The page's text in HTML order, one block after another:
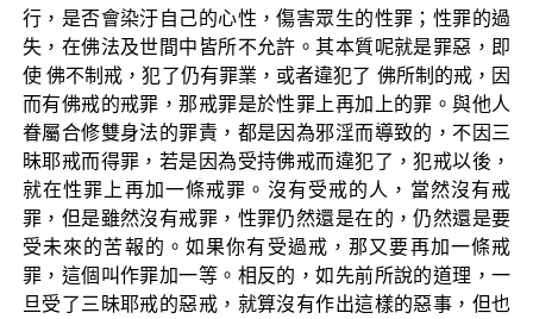
行，是否會染汙自己的心性，傷害眾生的性罪；性罪的過
失，在佛法及世間中皆所不允許。其本質呢就是罪惡，即
使 佛不制戒，犯了仍有罪業，或者違犯了 佛所制的戒，因
而有佛戒的戒罪，那戒罪是於性罪上再加上的罪。與他人
眷屬合修雙身法的罪責，都是因為邪淫而導致的，不因三
昧耶戒而得罪，若是因為受持佛戒而違犯了，犯戒以後，
就在性罪上再加一條戒罪。沒有受戒的人，當然沒有戒
罪，但是雖然沒有戒罪，性罪仍然還是在的，仍然還是要
受未來的苦報的。如果你有受過戒，那又要再加一條戒
罪，這個叫作罪加一等。相反的，如先前所說的道理，一
旦受了三昧耶戒的惡戒，就算沒有作出這樣的惡事，但也